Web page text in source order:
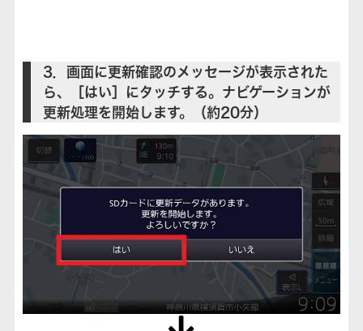
3．画面に更新確認のメッセージが表示された
ら、［はい］にタッチする。ナビゲーションが
更新処理を開始します。（約20分）